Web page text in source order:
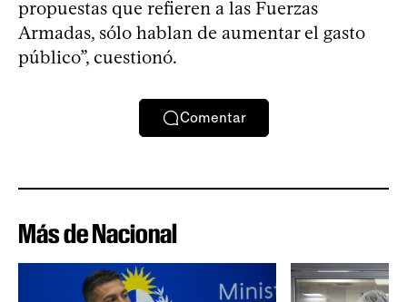
propuestas que refieren a las Fuerzas
Armadas, sólo hablan de aumentar el gasto
público”, cuestionó.
Comentar
Más de Nacional